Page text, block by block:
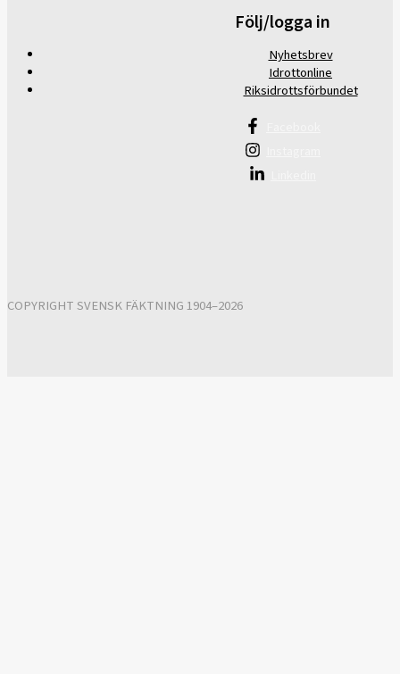
Följ/logga in
Nyhetsbrev
Idrottonline
Riksidrottsförbundet
COPYRIGHT SVENSK FÄKTNING 1904–2026